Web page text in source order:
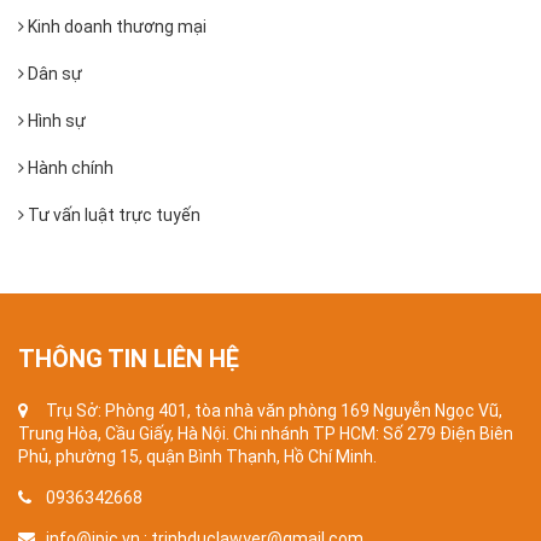
Kinh doanh thương mại
Dân sự
Hình sự
Hành chính
Tư vấn luật trực tuyến
THÔNG TIN LIÊN HỆ
Trụ Sở: Phòng 401, tòa nhà văn phòng 169 Nguyễn Ngọc Vũ,
Trung Hòa, Cầu Giấy, Hà Nội. Chi nhánh TP HCM: Số 279 Điện Biên
Phủ, phường 15, quận Bình Thạnh, Hồ Chí Minh.
0936342668